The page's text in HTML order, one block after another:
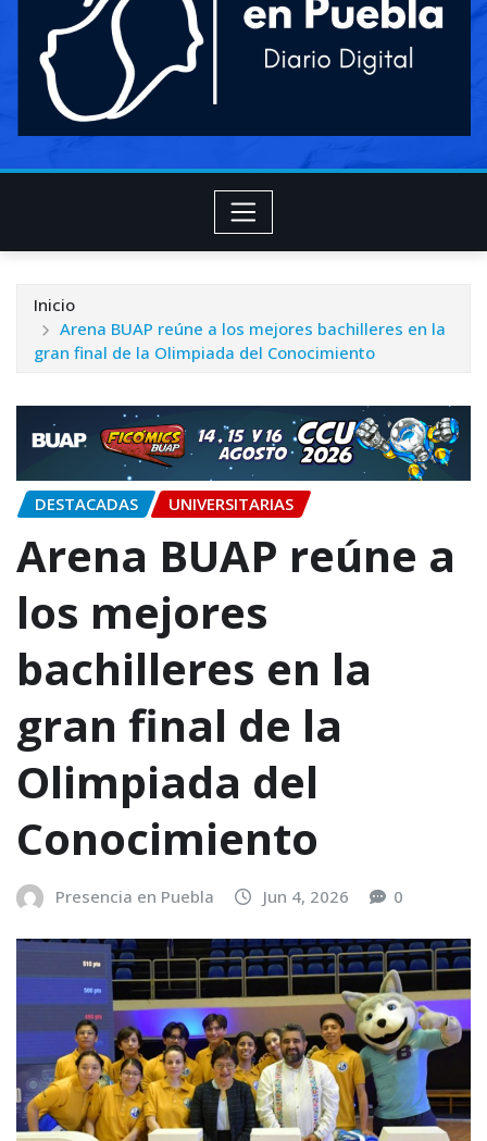
Inicio
Arena BUAP reúne a los mejores bachilleres en la
gran final de la Olimpiada del Conocimiento
DESTACADAS UNIVERSITARIAS
Arena BUAP reúne a
los mejores
bachilleres en la
gran final de la
Olimpiada del
Conocimiento
Presencia en Puebla Jun 4, 2026 0